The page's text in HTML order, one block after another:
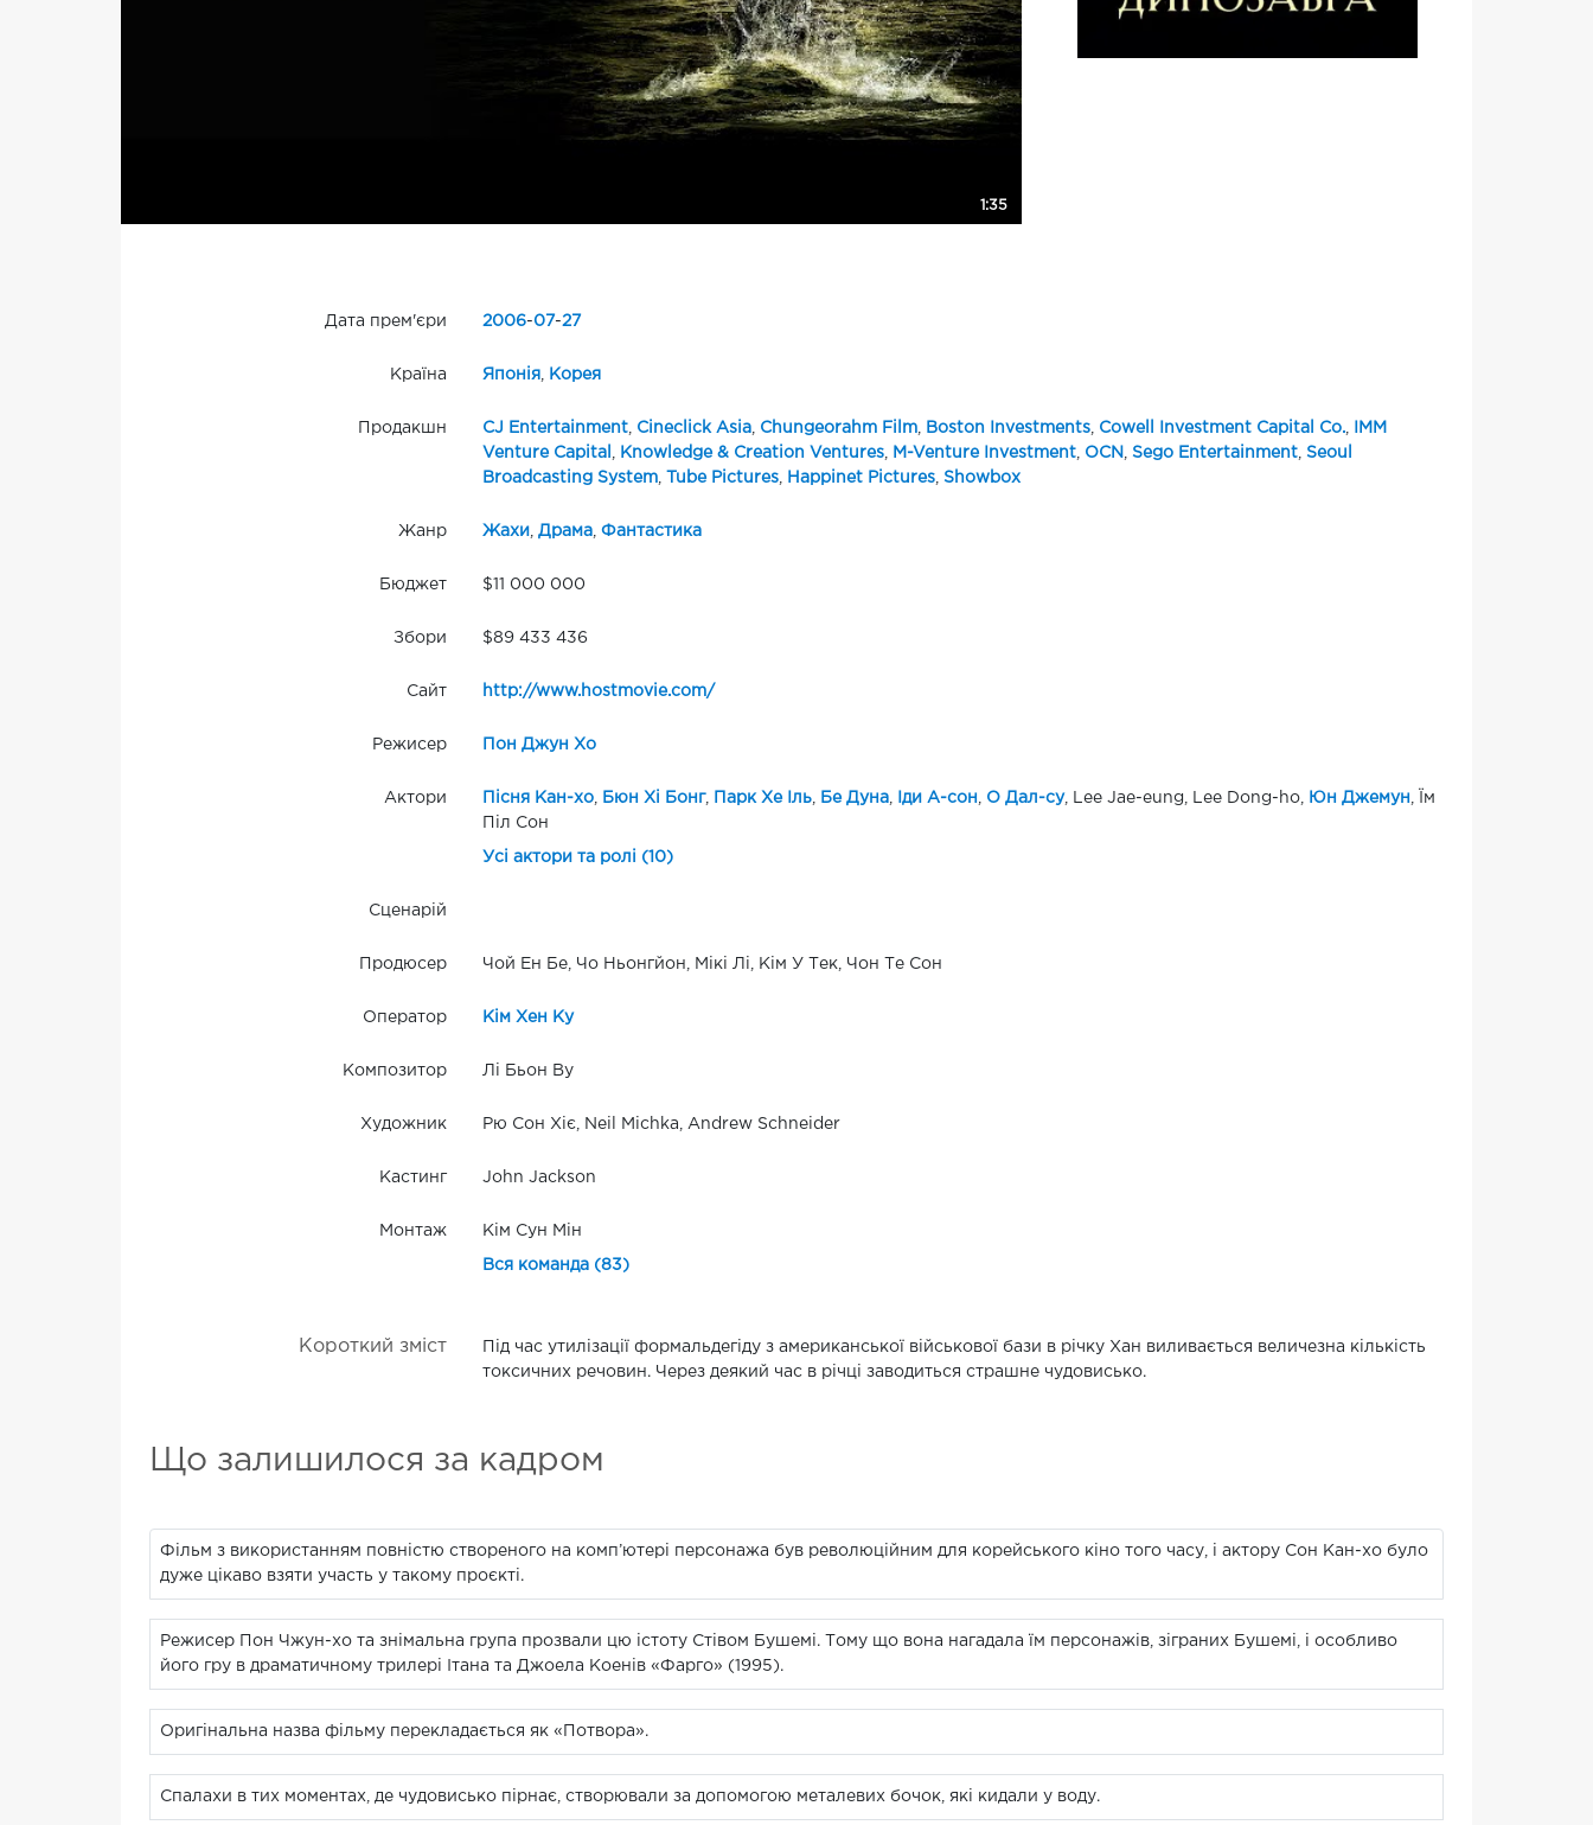
1:35
Дата прем'єри 2006-07-27
Країна Японія, Корея
Продакшн CJ Entertainment, Cineclick Asia, Chungeorahm Film, Boston Investments, Cowell Investment Capital Co.,
IMM
Venture Capital
Knowledge & Creation Ventures, M-Venture Investment, OCN Sego Entertainment, Seoul
Broadcasting System, Tube Pictures, Happinet Pictures, Showbox
Жанр Жахи Драма, Фантастика
Бюджет $11 000 000
Збори $89 433 436
Сайт http://www.hostmovie.com/
Режисер Пон Джун Хо
Актори Пісня Кан-хо, Бюн Хі Бонг, Парк Хе Іль, Бе Дуна, Іди А-сон О Дал-су, Lee Jae-eung, Lee Dong-ho, Юн Джемун , Їм
Піл Сон
Усі актори та ролі (10)
Сценарій
Продюсер Чой Ен Бе, Чо Ньонгйон, Мікі Лі, Кім У Тек, Чон Те Сон
Оператор Кім Хен Ку
Композитор Лі Бьон Ву
Художник Рю Сон Хіє, Neil Michka, Andrew Schneider
Кастинг John Jackson
Монтаж Кім Сун Мін
Вся команда (83)
Короткий зміст
Під час утилізації формальдегіду з американської військової бази в річку Хан виливається величезна кількість
токсичних речовин. Через деякий час в річці заводиться страшне чудовисько.
Що залишилося за кадром
Фільм з використанням повністю створеного на комп’ютері персонажа був революційним для корейського кіно того часу, і актору Сон Кан-хо було
дуже цікаво взяти участь у такому проєкті.
Режисер Пон Чжун-хо та знімальна група прозвали цю істоту Стівом Бушемі. Тому що вона нагадала їм персонажів, зіграних Бушемі, і особливо
його гру в драматичному трилері Ітана та Джоела Коенів «Фарго» (1995).
Оригінальна назва фільму перекладається як «Потвора».
Спалахи в тих моментах, де чудовисько пірнає, створювали за допомогою металевих бочок, які кидали у воду.